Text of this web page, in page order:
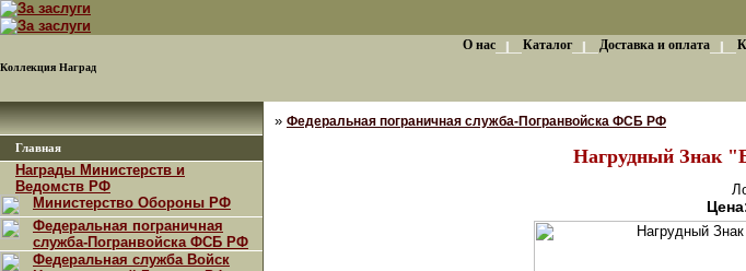
Коллекция Наград
О нас Каталог Доставка и оплата
Главная
Награды Министерств и
Ведомств РФ
Министерство Обороны РФ
Федеральная пограничная
служба-Погранвойска ФСБ РФ
Федеральная служба Войск
» Федеральная пограничная служба-Погранвойска ФСБ РФ
Нагрудный Знак